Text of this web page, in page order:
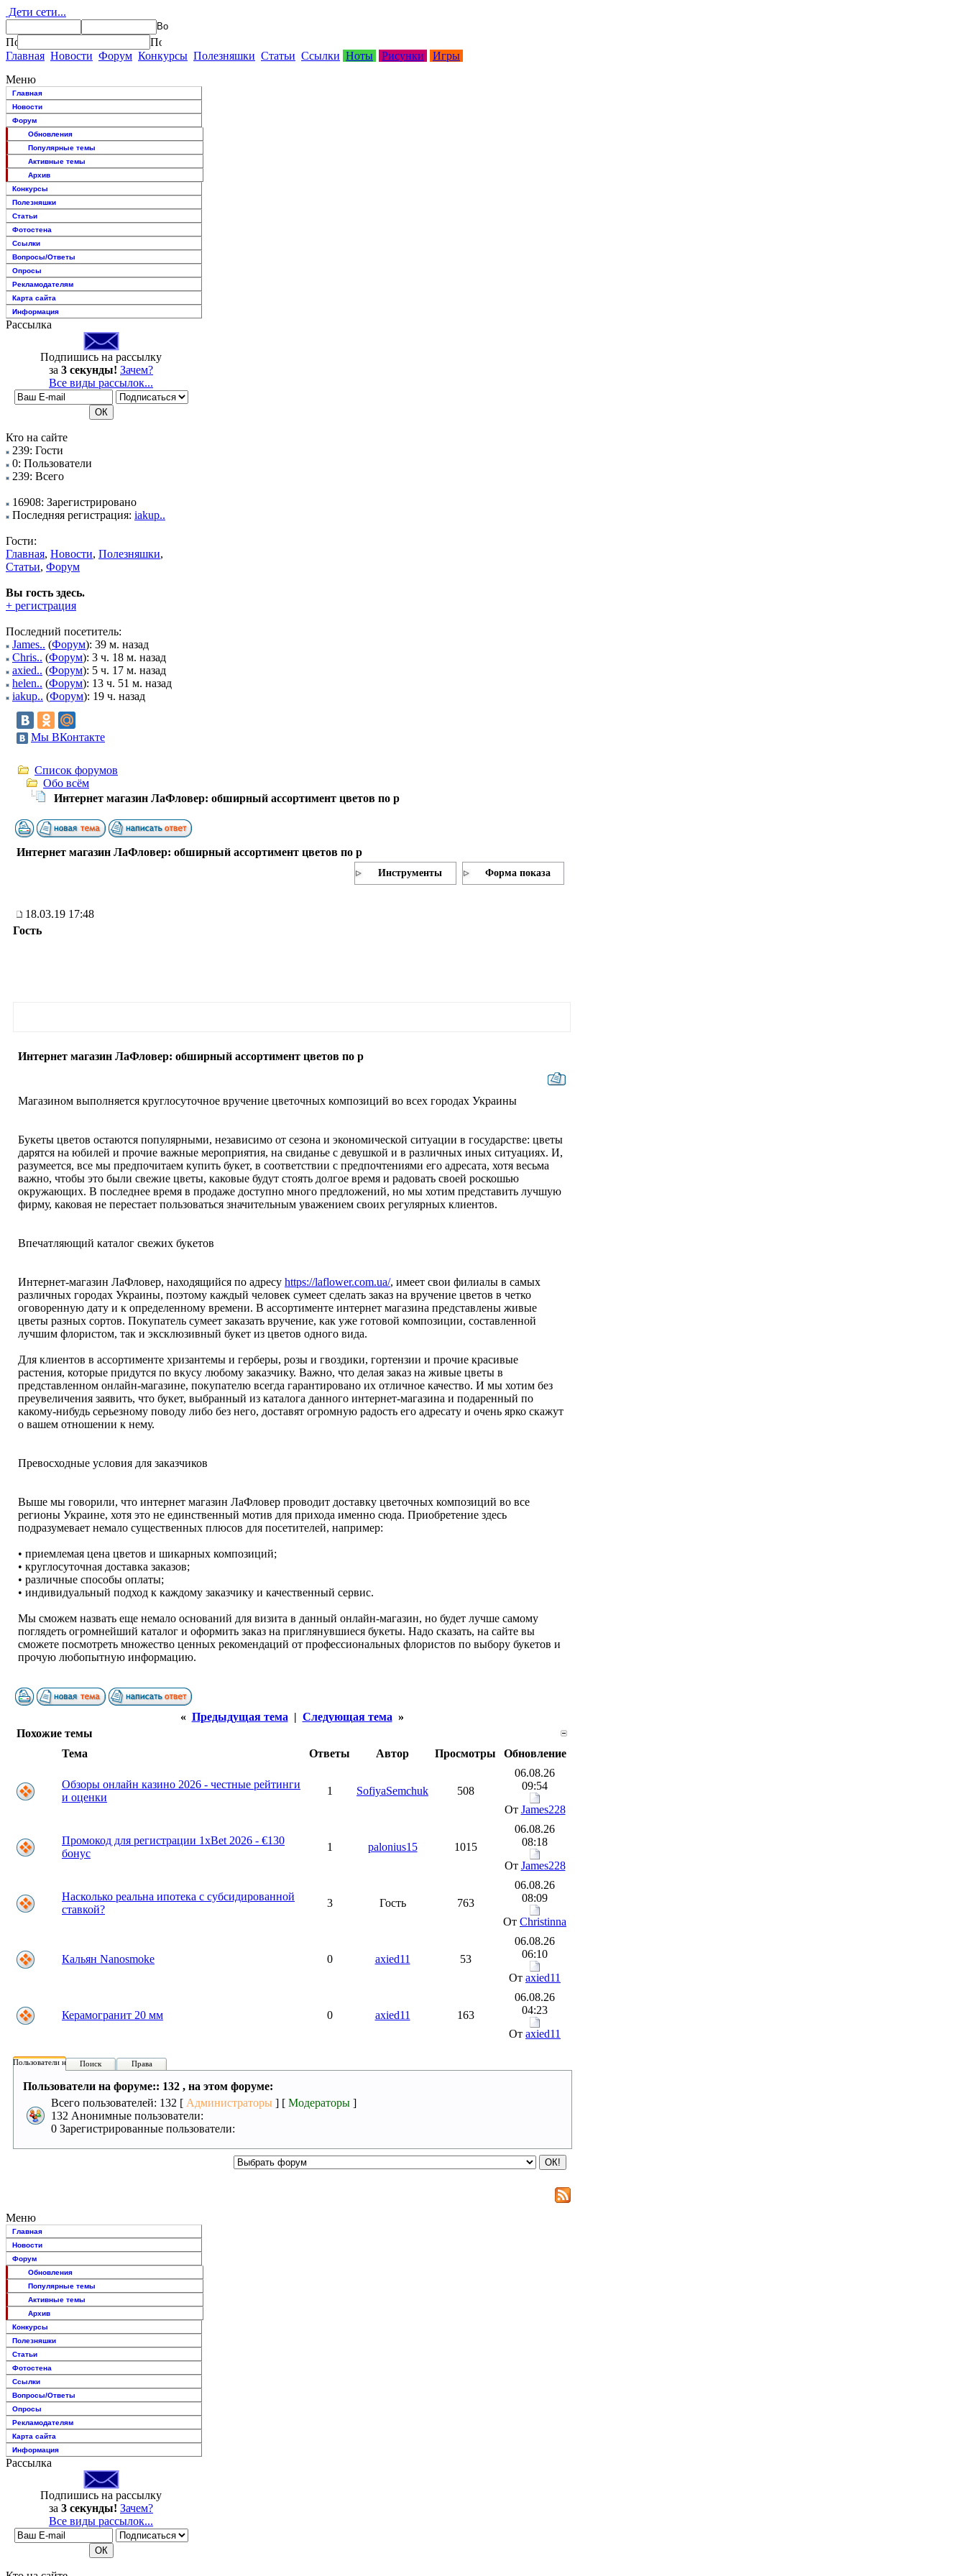
Дети сети...
Главная Новости Форум Конкурсы Полезняшки Статьи Ссылки Ноты Рисунки
Игры
Меню
Главная
Новости
Форум
Обновления
Популярные темы
Активные темы
Архив
Конкурсы
Полезняшки
Статьи
Фотостена
Ссылки
Вопросы/Ответы
Опросы
Рекламодателям
Карта сайта
Информация
Рассылка
Подпишись на рассылку
за 3 секунды! Зачем?
Все виды рассылок...
Кто на сайте
239: Гости
0: Пользователи
239: Всего
16908: Зарегистрировано
Последняя регистрация: iakup..
Гости:
Главная, Новости, Полезняшки,
Статьи, Форум
Вы гость здесь.
+ регистрация
Последний посетитель:
James.. (Форум): 39 м. назад
Chris.. (Форум): 3 ч. 18 м. назад
axied.. (Форум): 5 ч. 17 м. назад
helen.. (Форум): 13 ч. 51 м. назад
iakup.. (Форум): 19 ч. назад
Мы ВКонтакте
Список форумов
Обо всём
Интернет магазин ЛаФловер: обширный ассортимент цветов по р
Интернет магазин ЛаФловер: обширный ассортимент цветов по р
Инструменты Форма показа
18.03.19 17:48
Гость
Интернет магазин ЛаФловер: обширный ассортимент цветов по р
Магазином выполняется круглосуточное вручение цветочных композиций во всех городах Украины
Букеты цветов остаются популярными, независимо от сезона и экономической ситуации в государстве: цветы
дарятся на юбилей и прочие важные мероприятия, на свиданье с девушкой и в различных иных ситуациях. И,
разумеется, все мы предпочитаем купить букет, в соответствии с предпочтениями его адресата, хотя весьма
важно, чтобы это были свежие цветы, каковые будут стоять долгое время и радовать своей роскошью
окружающих. В последнее время в продаже доступно много предложений, но мы хотим представить лучшую
фирму, каковая не перестает пользоваться значительным уважением своих регулярных клиентов.
Впечатляющий каталог свежих букетов
Интернет-магазин ЛаФловер, находящийся по адресу https://laflower.com.ua/, имеет свои филиалы в самых
различных городах Украины, поэтому каждый человек сумеет сделать заказ на вручение цветов в четко
оговоренную дату и к определенному времени. В ассортименте интернет магазина представлены живые
цветы разных сортов. Покупатель сумеет заказать вручение, как уже готовой композиции, составленной
лучшим флористом, так и эксклюзивный букет из цветов одного вида.
Для клиентов в ассортименте хризантемы и герберы, розы и гвоздики, гортензии и прочие красивые
растения, которые придутся по вкусу любому заказчику. Важно, что делая заказ на живые цветы в
представленном онлайн-магазине, покупателю всегда гарантировано их отличное качество. И мы хотим без
преувеличения заявить, что букет, выбранный из каталога данного интернет-магазина и подаренный по
какому-нибудь серьезному поводу либо без него, доставят огромную радость его адресату и очень ярко скажут
о вашем отношении к нему.
Превосходные условия для заказчиков
Выше мы говорили, что интернет магазин ЛаФловер проводит доставку цветочных композиций во все
регионы Украине, хотя это не единственный мотив для прихода именно сюда. Приобретение здесь
подразумевает немало существенных плюсов для посетителей, например:
• приемлемая цена цветов и шикарных композиций;
• круглосуточная доставка заказов;
• различные способы оплаты;
• индивидуальный подход к каждому заказчику и качественный сервис.
Мы сможем назвать еще немало оснований для визита в данный онлайн-магазин, но будет лучше самому
поглядеть огромнейший каталог и оформить заказ на приглянувшиеся букеты. Надо сказать, на сайте вы
сможете посмотреть множество ценных рекомендаций от профессиональных флористов по выбору букетов и
прочую любопытную информацию.
« Предыдущая тема | Следующая тема »
Похожие темы
Тема
Ответы Автор Просмотры Обновление
Обзоры онлайн казино 2026 - честные рейтинги
и оценки
1 SofiyaSemchuk 508
06.08.26
09:54
От James228
Промокод для регистрации 1xBet 2026 - €130
бонус
1 palonius15 1015
06.08.26
08:18
От James228
Насколько реальна ипотека с субсидированной
ставкой?
3 Гость 763
06.08.26
08:09
От Christinna
Кальян Nanosmoke 0 axied11 53
06.08.26
06:10
От axied11
Керамогранит 20 мм 0 axied11 163
06.08.26
04:23
От axied11
Пользователи на форуме:
Поиск Права
Пользователи на форуме:: 132 , на этом форуме:
Всего пользователей: 132 [ Администраторы ] [ Модераторы ]
132 Анонимные пользователи:
0 Зарегистрированные пользователи:
Меню
Главная
Новости
Форум
Обновления
Популярные темы
Активные темы
Архив
Конкурсы
Полезняшки
Статьи
Фотостена
Ссылки
Вопросы/Ответы
Опросы
Рекламодателям
Карта сайта
Информация
Рассылка
Подпишись на рассылку
за 3 секунды! Зачем?
Все виды рассылок...